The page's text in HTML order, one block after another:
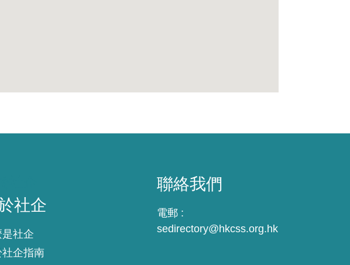
社企
社企
社企指南
聯絡我們
電郵 :
sedirectory@hkcss.org.hk